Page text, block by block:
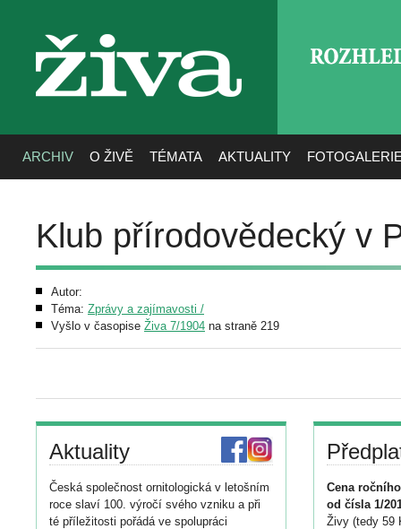
živa
ARCHIV O ŽIVĚ TÉMATA AKTUALITY
Klub přírodovědecký v
Autor:
Téma: Zprávy a zajímavosti /
Vyšlo v časopise Živa 7/1904 na straně 219
Aktuality
Česká společnost ornitologická v letošním
roce slaví 100. výročí svého vzniku a při
té příležitosti pořádá ve spolupráci
Cena
od čísla 1/
Živy (tedy 59